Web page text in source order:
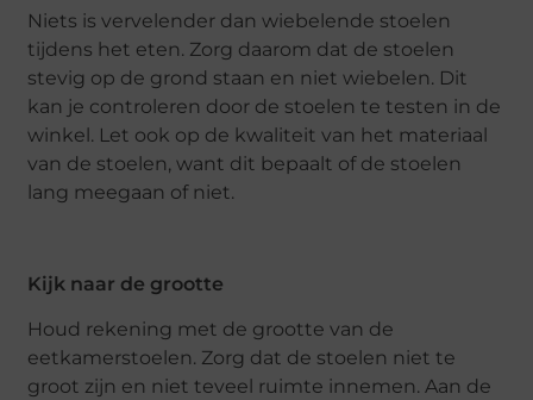
Niets is vervelender dan wiebelende stoelen
tijdens het eten. Zorg daarom dat de stoelen
stevig op de grond staan en niet wiebelen. Dit
kan je controleren door de stoelen te testen in de
winkel. Let ook op de kwaliteit van het materiaal
van de stoelen, want dit bepaalt of de stoelen
lang meegaan of niet.
Kijk naar de grootte
Houd rekening met de grootte van de
eetkamerstoelen. Zorg dat de stoelen niet te
groot zijn en niet teveel ruimte innemen. Aan de